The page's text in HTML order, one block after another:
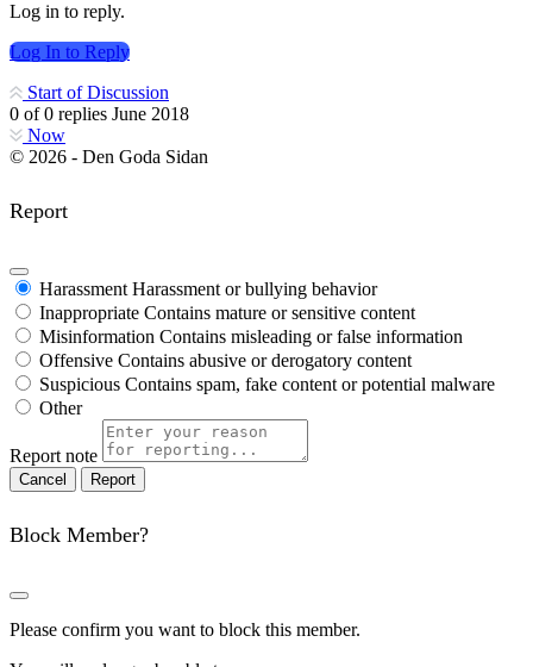
Log in to reply.
Log In to Reply
Start of Discussion
0 of0 replies June 2018
Now
© 2026 - Den Goda Sidan
Report
Harassment Harassment or bullying behavior
Inappropriate Contains mature or sensitive content
Misinformation Contains misleading or false information
Offensive Contains abusive or derogatory content
Suspicious Contains spam, fake content or potential malware
Other
Report note
Report
Block Member?
Please confirm you want to block this member.